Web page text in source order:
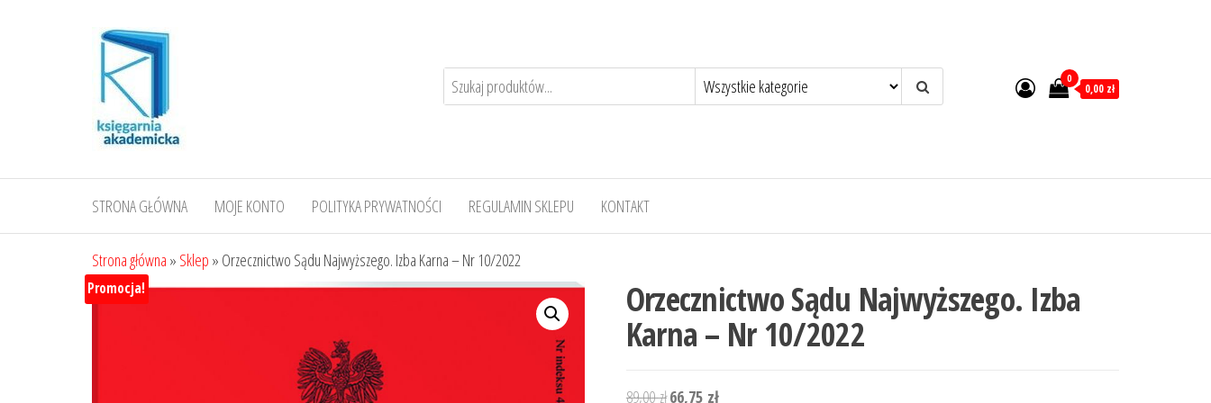
0
0,00 zł
STRONA GŁÓWNA MOJE KONTO POLITYKA PRYWATNOŚCI REGULAMIN SKLEPU KONTAKT
Strona główna » Sklep » Orzecznictwo Sądu Najwyższego. Izba Karna – Nr 10/2022
Promocja! Orzecznictwo Sądu Najwyższego. Izba
Karna – Nr 10/2022
89,00złPierwotna
66,75 złAktualna